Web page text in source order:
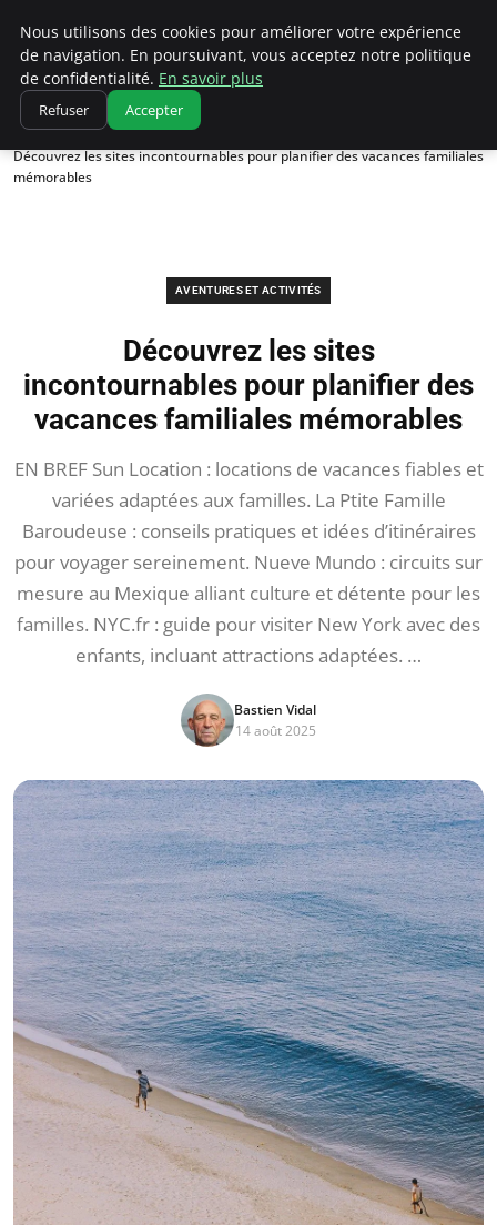
Correze Co
Accueil
Aventures et activités
Découvrez les sites incontournables pour planifier des vacances familiales
mémorables
AVENTURES ET ACTIVITÉS
Découvrez les sites
incontournables pour planifier des
vacances familiales mémorables
EN BREF Sun Location : locations de vacances fiables et
variées adaptées aux familles. La Ptite Famille
Baroudeuse : conseils pratiques et idées d’itinéraires
pour voyager sereinement. Nueve Mundo : circuits sur
mesure au Mexique alliant culture et détente pour les
familles. NYC.fr : guide pour visiter New York avec des
enfants, incluant attractions adaptées. …
Bastien Vidal
14 août 2025
Nous utilisons des cookies pour améliorer votre expérience
de navigation. En poursuivant, vous acceptez notre politique
de confidentialité. En savoir plus
Refuser Accepter